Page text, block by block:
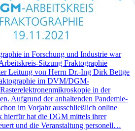
in Forschung und Industrie war
Sitzung Fraktographie
Leitung von Herrn Dr.-Ing Dirk Bettge
im DVM/DGM-
in der
Aufgrund der anhaltenden Pandemie-
im Vorjahr ausschließlich online
hierfür hat die DGM mittels ihrer
und die Veranstaltung personell…